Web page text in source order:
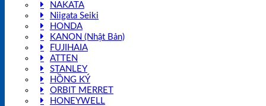
NAKATA
Niigata Seiki
HONDA
KANON (Nhật Bản)
FUJIHAIA
ATTEN
STANLEY
HỒNG KÝ
ORBIT MERRET
HONEYWELL